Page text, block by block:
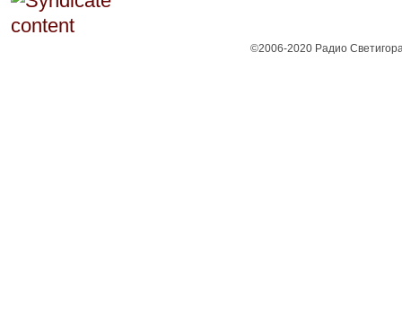
©2006-2020 Радио